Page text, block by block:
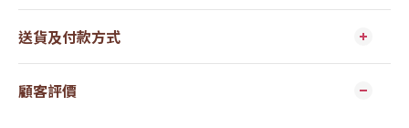
送貨及付款方式
顧客評價